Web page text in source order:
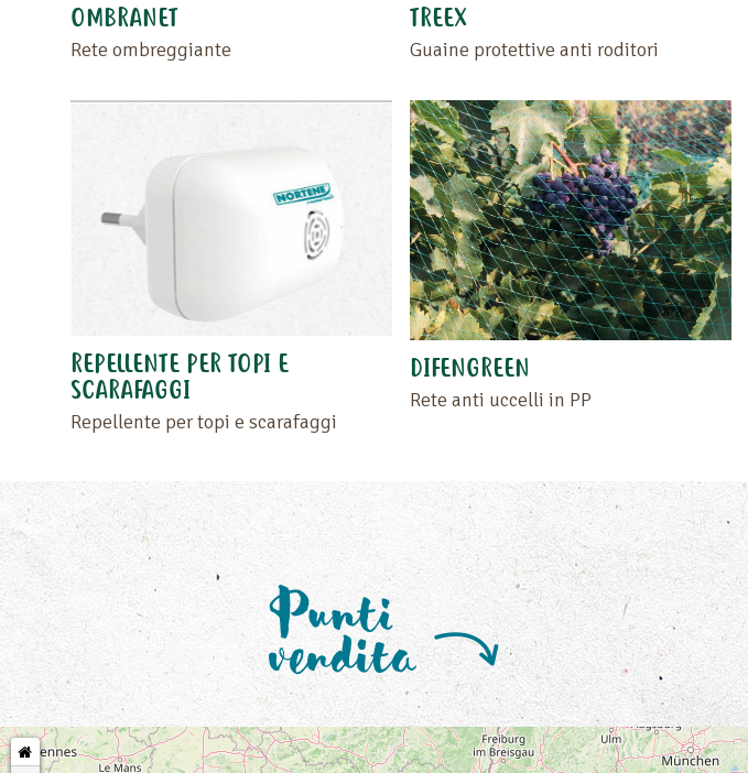
OMBRANET
Rete ombreggiante
TREEX
Guaine protettive anti roditori
REPELLENTE PER TOPI E
SCARAFAGGI
Repellente per topi e scarafaggi
DIFENGREEN
Rete anti uccelli in PP
Punti
vendita